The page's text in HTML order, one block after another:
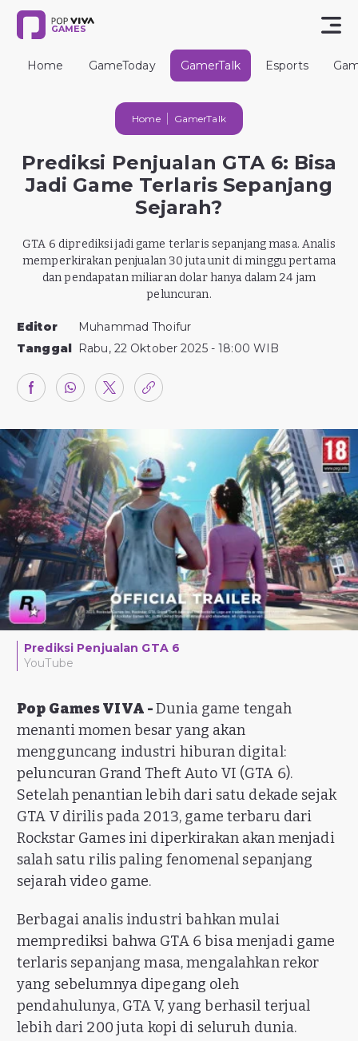
GAMES
Home GameToday GamerTalk Esports
Home GamerTalk
Prediksi Penjualan GTA 6: Bisa
Jadi Game Terlaris Sepanjang
Sejarah?
GTA 6 diprediksi jadi game terlaris sepanjang masa. Analis
memperkirakan penjualan 30 juta unit di minggu pertama
dan pendapatan miliaran dolar hanya dalam 24 jam
peluncuran.
Editor
Muhammad Thoifur
Tanggal Rabu, 22 Oktober 2025 - 18:00 WIB
Prediksi Penjualan GTA 6
YouTube
Pop Games VIVA -Dunia game tengah
menanti momen besar yang akan
mengguncang industri hiburan digital:
peluncuran Grand Theft Auto VI (GTA 6).
Setelah penantian lebih dari satu dekade sejak
GTA V dirilis pada 2013, game terbaru dari
Rockstar Games ini diperkirakan akan menjadi
salah satu rilis paling fenomenal sepanjang
sejarah video game.
Berbagai analis industri bahkan mulai
memprediksi bahwa GTA 6 bisa menjadi game
terlaris sepanjang masa, mengalahkan rekor
yang sebelumnya dipegang oleh
pendahulunya, GTA V, yang berhasil terjual
lebih dari 200 juta kopi di seluruh dunia.